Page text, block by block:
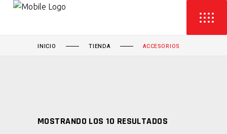
INICIO TIENDA ACCESORIOS
MOSTRANDO LOS 10 RESULTADOS